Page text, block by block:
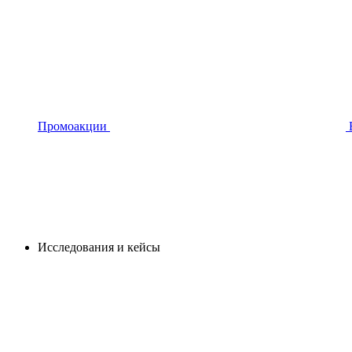
Промоакции
Исследования и кейсы